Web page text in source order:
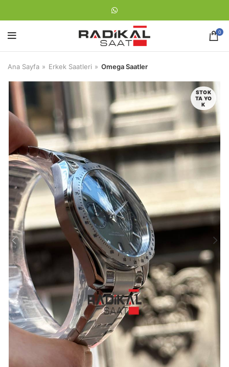
0
Ana Sayfa Erkek Saatleri Omega Saatler
STOK
TA YO
K